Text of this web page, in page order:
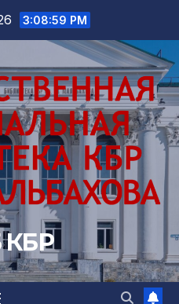
3:09:00 PM
КБР